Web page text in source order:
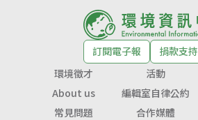
訂閱電子報
捐款支持
環境徵才
活動
About us
編輯室自律公約
常見問題
合作媒體